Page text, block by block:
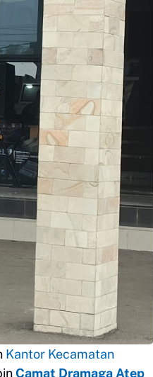
Kantor Kecamatan
Camat Dramaga Atep